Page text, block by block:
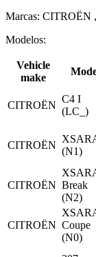
Marcas: CITROËN
Modelos:
Vehicle
make
CITROËN
C4 I
(LC_)
CITROËN
(N1)
CITROËN Break
(N2)
CITROËN Coupe
(N0)